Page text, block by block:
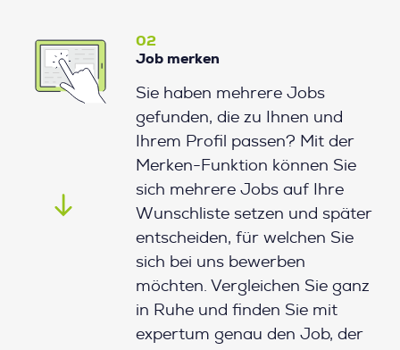
02
Job merken
Sie haben mehrere Jobs
gefunden, die zu Ihnen und
Ihrem Profil passen? Mit der
Merken-Funktion können Sie
sich mehrere Jobs auf Ihre
Wunschliste setzen und später
entscheiden, für welchen Sie
sich bei uns bewerben
möchten. Vergleichen Sie ganz
in Ruhe und finden Sie mit
expertum genau den Job, der